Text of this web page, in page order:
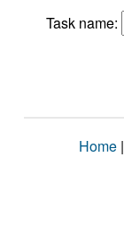
Task name:
Home |